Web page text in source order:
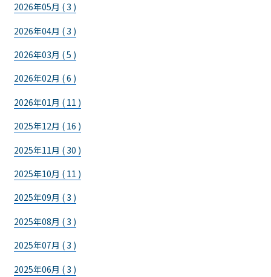
2026年05月 ( 3 )
2026年04月 ( 3 )
2026年03月 ( 5 )
2026年02月 ( 6 )
2026年01月 ( 11 )
2025年12月 ( 16 )
2025年11月 ( 30 )
2025年10月 ( 11 )
2025年09月 ( 3 )
2025年08月 ( 3 )
2025年07月 ( 3 )
2025年06月 ( 3 )